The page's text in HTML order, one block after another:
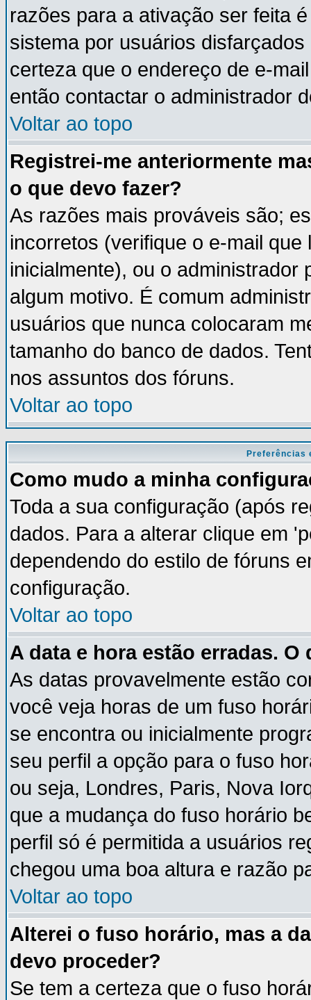
razões para a ativação ser feita
sistema por usuários
certeza que o endereço de e-
então contactar o administrador
Voltar ao topo
Registrei-me anteriormente
o que devo fazer?
As razões mais prováveis são;
incorretos (verifique o e-mail
inicialmente), ou o
algum motivo. É comum
usuários que nunca colocaram
tamanho do banco de dados.
nos assuntos dos fóruns.
Voltar ao topo
Preferências
Como mudo a minha
Toda a sua configuração (após
dados. Para a alterar clique em
dependendo do estilo de fóruns
configuração.
Voltar ao topo
A data e hora estão erradas. O
As datas provavelmente estão
você veja horas de um fuso
se encontra ou inicialmente
seu perfil a opção para o fuso
ou seja, Londres, Paris, Nova
que a mudança do fuso horário
perfil só é permitida a usuários
chegou uma boa altura e razão
Voltar ao topo
Alterei o fuso horário, mas a
devo proceder?
Se tem a certeza que o fuso